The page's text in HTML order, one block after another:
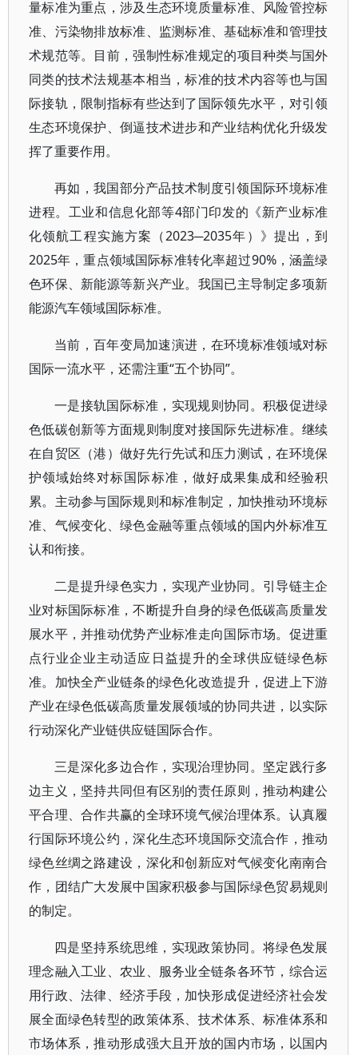
量标准为重点，涉及生态环境质量标准、风险管控标
准、污染物排放标准、监测标准、基础标准和管理技
术规范等。目前，强制性标准规定的项目种类与国外
同类的技术法规基本相当，标准的技术内容等也与国
际接轨，限制指标有些达到了国际领先水平，对引领
生态环境保护、倒逼技术进步和产业结构优化升级发
挥了重要作用。
再如，我国部分产品技术制度引领国际环境标准
进程。工业和信息化部等4部门印发的《新产业标准
化领航工程实施方案（2023─2035年）》提出，到
2025年，重点领域国际标准转化率超过90%，涵盖绿
色环保、新能源等新兴产业。我国已主导制定多项新
能源汽车领域国际标准。
当前，百年变局加速演进，在环境标准领域对标
国际一流水平，还需注重“五个协同”。
一是接轨国际标准，实现规则协同。积极促进绿
色低碳创新等方面规则制度对接国际先进标准。继续
在自贸区（港）做好先行先试和压力测试，在环境保
护领域始终对标国际标准，做好成果集成和经验积
累。主动参与国际规则和标准制定，加快推动环境标
准、气候变化、绿色金融等重点领域的国内外标准互
认和衔接。
二是提升绿色实力，实现产业协同。引导链主企
业对标国际标准，不断提升自身的绿色低碳高质量发
展水平，并推动优势产业标准走向国际市场。促进重
点行业企业主动适应日益提升的全球供应链绿色标
准。加快全产业链条的绿色化改造提升，促进上下游
产业在绿色低碳高质量发展领域的协同共进，以实际
行动深化产业链供应链国际合作。
三是深化多边合作，实现治理协同。坚定践行多
边主义，坚持共同但有区别的责任原则，推动构建公
平合理、合作共赢的全球环境气候治理体系。认真履
行国际环境公约，深化生态环境国际交流合作，推动
绿色丝绸之路建设，深化和创新应对气候变化南南合
作，团结广大发展中国家积极参与国际绿色贸易规则
的制定。
四是坚持系统思维，实现政策协同。将绿色发展
理念融入工业、农业、服务业全链条各环节，综合运
用行政、法律、经济手段，加快形成促进经济社会发
展全面绿色转型的政策体系、技术体系、标准体系和
市场体系，推动形成强大且开放的国内市场，以国内